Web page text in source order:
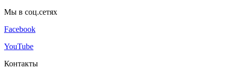
Мы в соц.сетях
Facebook
YouTube
Контакты